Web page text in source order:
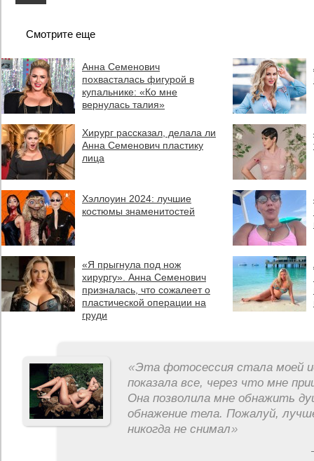
Смотрите еще
Анна Семенович
похвасталась фигурой в
купальнике: «Ко мне
вернулась талия»
Хирург рассказал, делала ли
Анна Семенович пластику
лица
Хэллоуин 2024: лучшие
костюмы знаменитостей
«Я прыгнула под нож
хирургу». Анна Семенович
призналась, что сожалеет о
пластической операции на
груди
«Эта фотосессия стала моей
показала все, через что мне
Она позволила мне обнажить
обнажение тела. Пожалуй,
никогда не снимал»